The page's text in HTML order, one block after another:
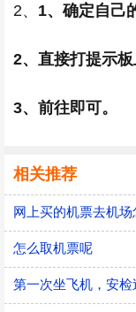
2、 1、确定自己
2、直接打提示板
3、前往即可。
相关推荐
网上买的机票去机
怎么取机票呢
第一次坐飞机，安检